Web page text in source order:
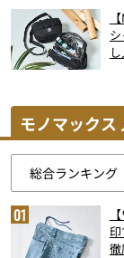
モノマックス